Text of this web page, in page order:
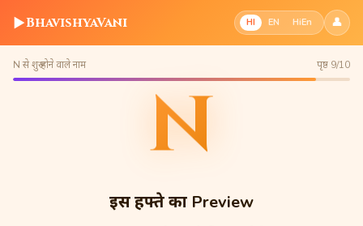
▶BhavishyaVani HI EN HiEn 👤
N से शुरू होने वाले नाम पृष्ठ 9/10
N
इस हफ्ते का Preview